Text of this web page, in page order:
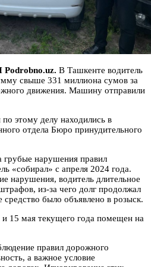
В Ташкенте водитель
свыше 331 миллиона сумов за
движения. Машину отправили
этому делу находились в
отдела Бюро принудительного
грубые нарушения правил
«собирал» с апреля 2024 года.
нарушения, водитель длительное
из-за чего долг продолжал
средство было объявлено в розыск.
15 мая текущего года помещен на
правил дорожного
а важное условие